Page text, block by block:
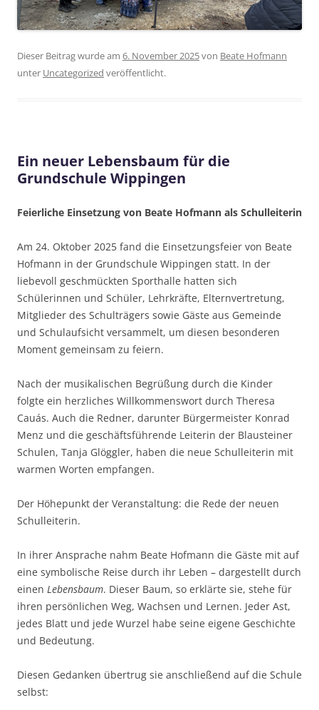
Dieser Beitrag wurde am 6. November 2025von Beate Hofmann
unter Uncategorized veröffentlicht.
Ein neuer Lebensbaum für die
Grundschule Wippingen
Feierliche Einsetzung von Beate Hofmann als Schulleiterin
Am 24. Oktober 2025 fand die Einsetzungsfeier von Beate
Hofmann in der Grundschule Wippingen statt. In der
liebevoll geschmückten Sporthalle hatten sich
Schülerinnen und Schüler, Lehrkräfte, Elternvertretung,
Mitglieder des Schulträgers sowie Gäste aus Gemeinde
und Schulaufsicht versammelt, um diesen besonderen
Moment gemeinsam zu feiern.
Nach der musikalischen Begrüßung durch die Kinder
folgte ein herzliches Willkommenswort durch Theresa
Cauás. Auch die Redner, darunter Bürgermeister Konrad
Menz und die geschäftsführende Leiterin der Blausteiner
Schulen, Tanja Glöggler, haben die neue Schulleiterin mit
warmen Worten empfangen.
Der Höhepunkt der Veranstaltung: die Rede der neuen
Schulleiterin.
In ihrer Ansprache nahm Beate Hofmann die Gäste mit auf
eine symbolische Reise durch ihr Leben – dargestellt durch
einen Lebensbaum. Dieser Baum, so erklärte sie, stehe für
ihren persönlichen Weg, Wachsen und Lernen. Jeder Ast,
jedes Blatt und jede Wurzel habe seine eigene Geschichte
und Bedeutung.
Diesen Gedanken übertrug sie anschließend auf die Schule
selbst: